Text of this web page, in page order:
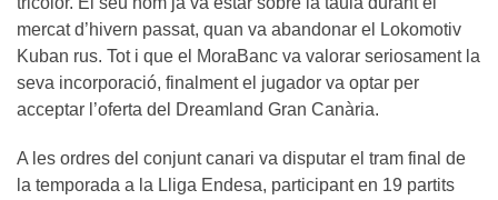
mercat d’hivern passat, quan va abandonar el Lokomotiv
Kuban rus. Tot i que el MoraBanc va valorar seriosament la
seva incorporació, finalment el jugador va optar per
acceptar l’oferta del Dreamland Gran Canària.
A les ordres del conjunt canari va disputar el tram final de
la temporada a la Lliga Endesa, participant en 19 partits